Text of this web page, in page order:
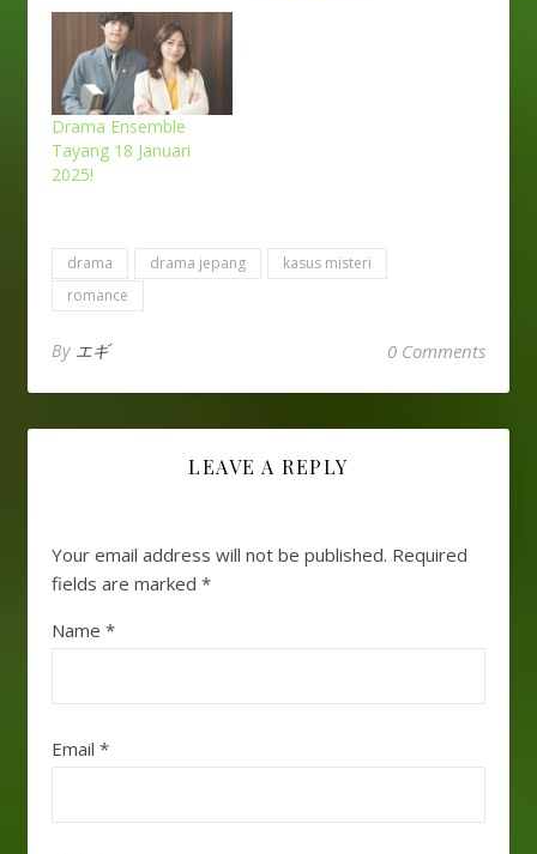
Drama Ensemble
Tayang 18 Januari
2025!
drama drama jepang
kasus misteri
romance
By エギ 0 Comments
LEAVE A REPLY
Your email address will not be published. Required
fields are marked *
Name *
Email *